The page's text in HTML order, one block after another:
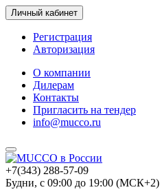
Личный кабинет
Регистрация
Авторизация
О компании
Дилерам
Контакты
Пригласить на тендер
info@mucco.ru
+7(343) 288-57-09
Будни, с 09:00 до 19:00 (МСК+2)